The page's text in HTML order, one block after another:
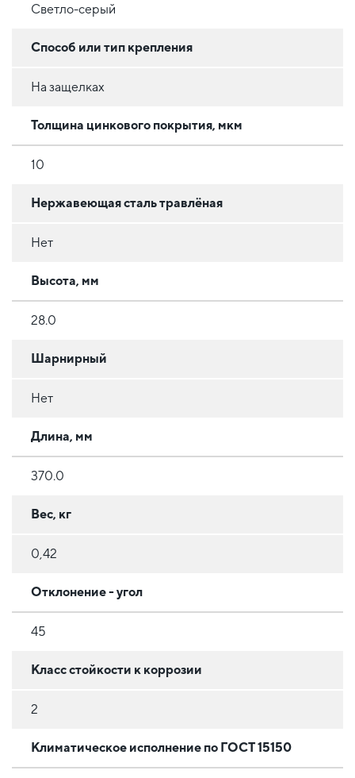
Светло-серый
Способ или тип крепления
На защелках
Толщина цинкового покрытия, мкм
10
Нержавеющая сталь травлёная
Нет
Высота, мм
28.0
Шарнирный
Нет
Длина, мм
370.0
Вес, кг
0,42
Отклонение - угол
45
Класс стойкости к коррозии
2
Климатическое исполнение по ГОСТ 15150